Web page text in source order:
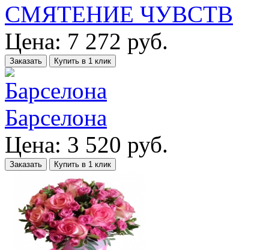
СМЯТЕНИЕ ЧУВСТВ
Цена: 7 272 руб.
Заказать Купить в 1 клик
Барселона
Цена: 3 520 руб.
Заказать Купить в 1 клик